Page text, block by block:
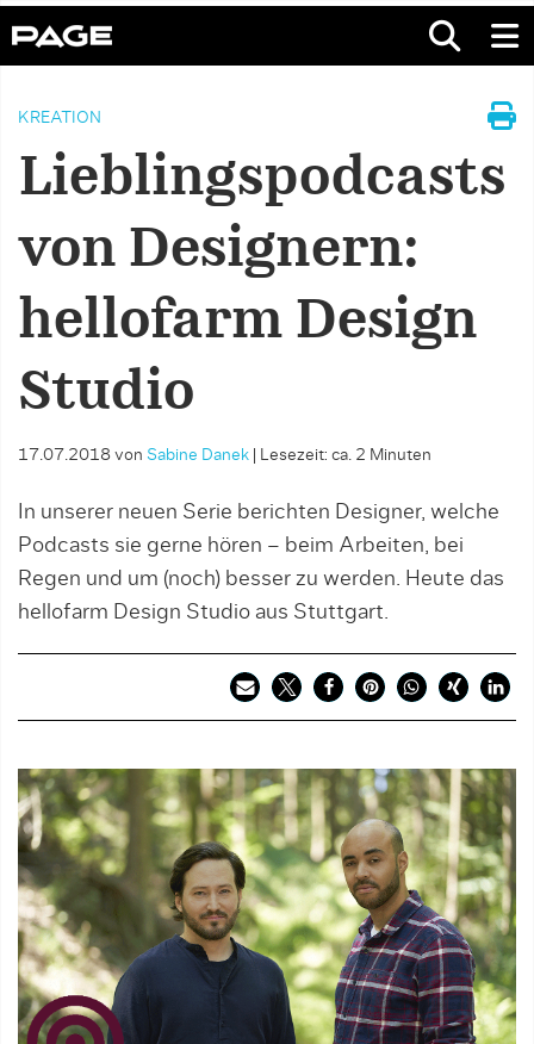
KREATION
Lieblingspodcasts
von Designern:
hellofarm Design
Studio
17.07.2018 von Sabine Danek Lesezeit: ca. 2 Minuten
In unserer neuen Serie berichten Designer, welche
Podcasts sie gerne hören – beim Arbeiten, bei
Regen und um (noch) besser zu werden. Heute das
hellofarm Design Studio aus Stuttgart.